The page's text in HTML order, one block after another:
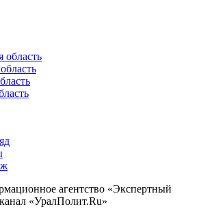
область
агентство «Экспертный
«УралПолит.Ru»